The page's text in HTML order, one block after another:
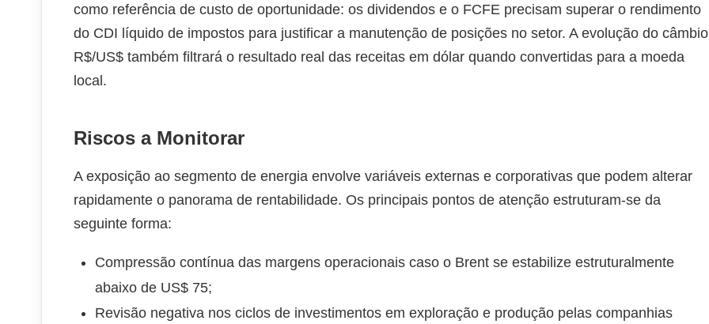
como referência de custo de oportunidade: os dividendos e o FCFE precisam superar o rendimento
do CDI líquido de impostos para justificar a manutenção de posições no setor. A evolução do câmbio
R$/US$ também filtrará o resultado real das receitas em dólar quando convertidas para a moeda
local.
Riscos a Monitorar
A exposição ao segmento de energia envolve variáveis externas e corporativas que podem alterar
rapidamente o panorama de rentabilidade. Os principais pontos de atenção estruturam-se da
seguinte forma:
Compressão contínua das margens operacionais caso o Brent se estabilize estruturalmente
abaixo de US$ 75;
Revisão negativa nos ciclos de investimentos em exploração e produção pelas companhias